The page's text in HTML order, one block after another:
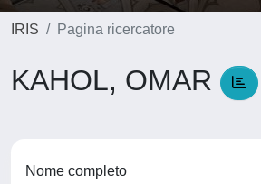
IRIS Pagina ricercatore
KAHOL, OMAR
Nome completo